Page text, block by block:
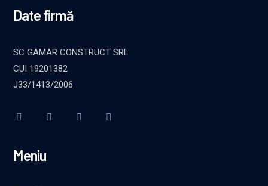
Date firmă
SC GAMAR CONSTRUCT SRL
CUI 19201382
J33/1413/2006
Meniu